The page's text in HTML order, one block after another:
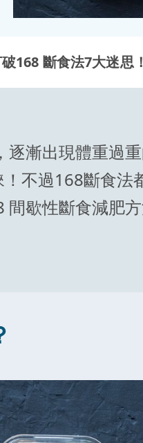
破168 斷食法7大迷
漸出現體重過
不過168斷食
歇性斷食減肥